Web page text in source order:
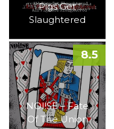
Pigs Get
Slaughtered
NOI!SE – Fate
Of The Union
8.5